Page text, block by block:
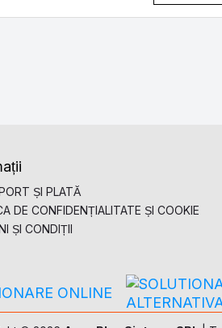
ȘI PLATĂ
DE CONFIDENȚIALITATE ȘI COOKIE
ȘI CONDIȚII